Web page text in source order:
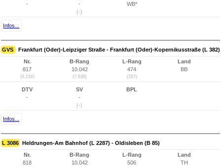
-
-
(-)
WB*
Infos...
GVS Frankfurt (Oder)-Leipziger Straße - Frankfurt (Oder)-Kopernikusstraße (L 382)
Nr.
817
(8.156)
B-Rang
10.042
(7.638)
L-Rang
474
(357)
Land
BB
DTV
-
SV
-
(-)
BPL
Infos...
L 3086 Heldrungen-Am Bahnhof (L 2287) - Oldisleben (B 85)
Nr.
818
B-Rang
10.042
L-Rang
506
Land
TH